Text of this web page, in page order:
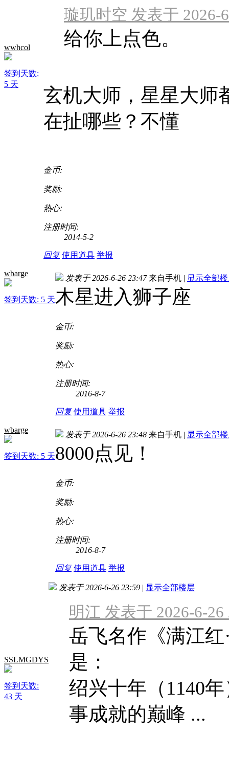
wwhcol
签到天数:
5 天
璇玑时空 发表于 2026-
给你上点色。
玄机大师，星星大师
在扯哪些？不懂
金币:
奖励:
热心:
注册时间:
2014-5-2
回复 使用道具 举报
wbarge
签到天数: 5 天
发表于 2026-6-26 23:47 来自手机 | 显示全部
木星进入狮子座
金币:
奖励:
热心:
注册时间:
2016-8-7
回复 使用道具 举报
wbarge
签到天数: 5 天
发表于 2026-6-26 23:48 来自手机 | 显示全部
8000点见！
金币:
奖励:
热心:
注册时间:
2016-8-7
回复 使用道具 举报
SSLMGDYS
签到天数:
43 天
发表于 2026-6-26 23:59 | 显示全部楼层
明江 发表于 2026-6-26
岳飞名作《满江
是：
绍兴十年（1140
事成就的巅峰 ...